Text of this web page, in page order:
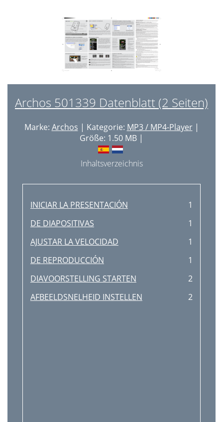
Archos 501339 Datenblatt (2 Seiten)
Marke: Archos | Kategorie: MP3 / MP4-Player|
Größe: 1.50 MB |
Inhaltsverzeichnis
INICIAR LA PRESENTACIÓN
1
DE DIAPOSITIVAS
1
AJUSTAR LA VELOCIDAD
1
DE REPRODUCCIÓN
1
DIAVOORSTELLING STARTEN
2
AFBEELDSNELHEID INSTELLEN
2